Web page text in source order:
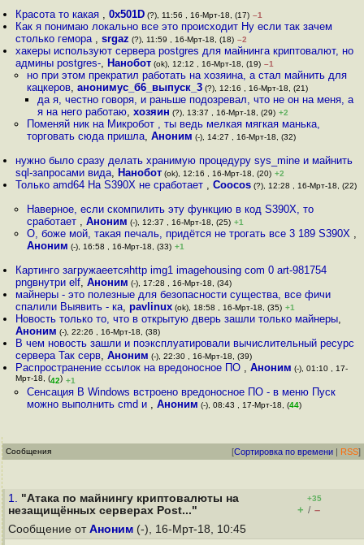
Красота то какая ,0x501D (?), 11:56 , 16-Мрт-18, (17) –1
Как я понимаю локально все это происходит Ну если так зачем
столько гемора ,srgaz (?), 11:59 , 16-Мрт-18, (18) –2
хакеры используют сервера postgres для майнинга криптовалют, но
админы postgres-, Нанобот (ok), 12:12 , 16-Мрт-18, (19) –1
но при этом прекратил работать на хозяина, а стал майнить для
кацкеров, анонимус_б6_выпуск_3(?), 12:16 , 16-Мрт-18, (21)
да я, честно говоря, и раньше подозревал, что не он на меня, а
я на него работаю, хозяин (?), 13:37 , 16-Мрт-18, (29) +2
Поменяй ник на Микробот , ты ведь мелкая мягкая манька,
торговать сюда пришла, Аноним (-), 14:27 , 16-Мрт-18, (32)
нужно было сразу делать хранимую процедуру sys_mine и майнить
sql-запросами вида, Нанобот (ok), 12:16 , 16-Мрт-18, (20) +2
Только amd64 На S390X не сработает ,Coocos (?), 12:28 , 16-Мрт-18, (22)
Наверное, если скомпилить эту функцию в код S390X, то
сработает , Аноним (-), 12:37 , 16-Мрт-18, (25) +1
О, боже мой, такая печаль, придётся не трогать все 3 189 S390X ,
Аноним (-), 16:58 , 16-Мрт-18, (33) +1
Картинго загружаеетсяhttp img1 imagehousing com 0 art-981754
pngвнутри elf,Аноним (-), 17:28 , 16-Мрт-18, (34)
майнеры - это полезные для безопасности существа, все фичи
спалили Выявить - ка,pavlinux (ok), 18:58 , 16-Мрт-18, (35) +1
Новость только то, что в открытую дверь зашли только майнеры,
Аноним (-), 22:26 , 16-Мрт-18, (38)
В чем новость зашли и поэксплуатировали вычислительный ресурс
сервера Так серв,Аноним (-), 22:30 , 16-Мрт-18, (39)
Распространение ссылок на вредоносное ПО ,Аноним (-), 01:10 , 17-
Мрт-18, (42) +1
Сенсация В Windows встроено вредоносное ПО - в меню Пуск
можно выполнить cmd и , Аноним (-), 08:43 , 17-Мрт-18, (44)
Сообщения [Сортировка по времени | RSS]
1. "Атака по майнингу криптовалюты на
незащищённых серверах Post..."
+35
+ / –
Сообщение от Аноним (-), 16-Мрт-18, 10:45